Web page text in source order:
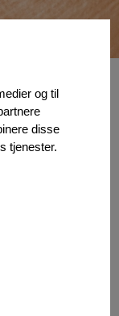
og til
disse
tjenester.